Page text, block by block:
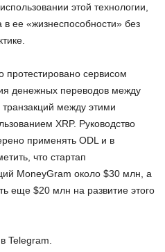
этой технологии,
в ее «жизнеспособности» без
сервисом
денежных переводов между
между этими
XRP. Руководство
применять ODL и в
что стартап
MoneyGram около $30 млн, а
еще $20 млн на развитие этого
Telegram.